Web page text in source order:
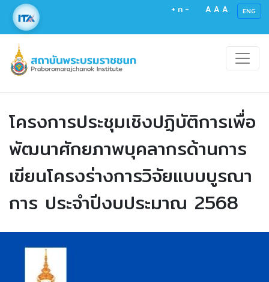
+ ก - A A A ENG
โครงการประชุมเชิงปฏิบัติการเพื่อ
พัฒนาศักยภาพบุคลากรด้านการ
เขียนโครงร่างการวิจัยแบบบูรณา
การ ประจำปีงบประมาณ 2568